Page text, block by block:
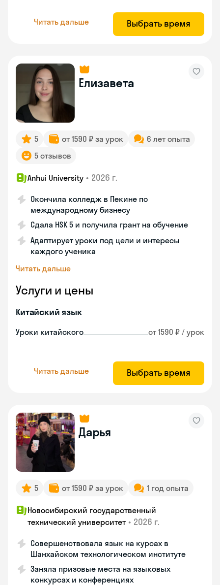
Читать дальше Выбрать время
Елизавета
5 от 1590 ₽ за урок
6 лет опыта
5 отзывов
Anhui University • 2026 г.
Окончила колледж в Пекине по
международному бизнесу
Сдала HSK 5 и получила грант на обучение
Адаптирует уроки под цели и интересы
каждого ученика
Читать дальше
Услуги и цены
Китайский язык
Уроки китайского от 1590 ₽ / урок
Читать дальше Выбрать время
Дарья
5 от 1590 ₽ за урок 1 год опыта
Новосибирский государственный
технический университет • 2026 г.
Совершенствовала язык на курсах в
Шанхайском технологическом институте
Заняла призовые места на языковых
конкурсах и конференциях